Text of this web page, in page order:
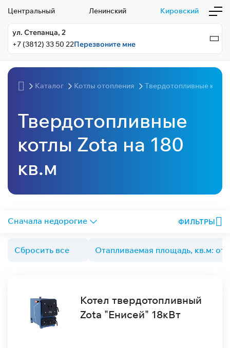
Центральный Ленинский Кировский
ул. Степанца, 2
+7 (3812) 33 50 22Перезвоните мне
Каталог Котлы отопления Твердотопливные котлы
Твердотопливные
котлы Zota на 180
кв.м
ФИЛЬТРЫ
Сбросить все Отапливаемая площадь, кв.м: от
Котел твердотопливный
Zota "Енисей" 18кВт